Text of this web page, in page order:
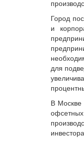
Город
и
для
В Москве